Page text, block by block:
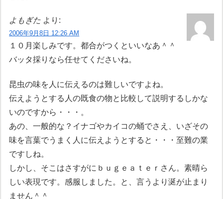
よもぎた より:
2006年9月8日 12:26 AM
１０月楽しみです。都合がつくといいなあ＾＾
バッタ採りなら任せてくださいね。
昆虫の味を人に伝えるのは難しいですよね。
伝えようとする人の既食の物と比較して説明するしかな
いのですから・・・。
あの、一般的な？イナゴやカイコの蛹でさえ、いざその
味を言葉でうまく人に伝えようとすると・・・至難の業
ですしね。
しかし、そこはさすがにｂｕｇｅａｔｅｒさん。素晴ら
しい表現です。感服しました。と、言うより涎が止まり
ません＾＾